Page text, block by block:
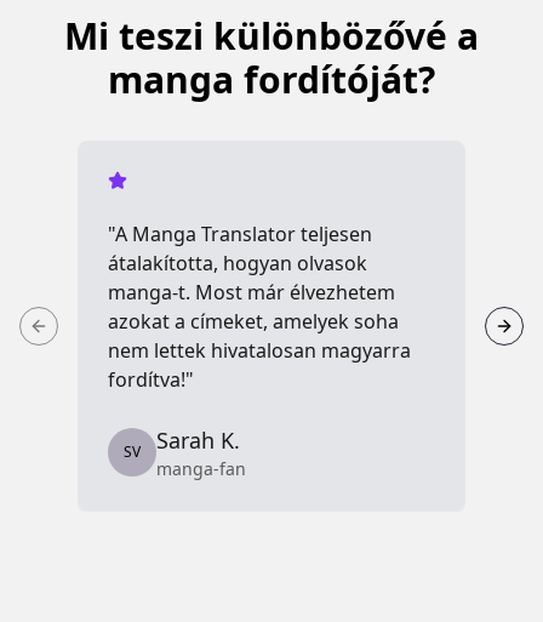
Mi teszi különbözővé a
manga fordítóját?
"A Manga Translator teljesen
átalakította, hogyan olvasok
manga-t. Most már élvezhetem
azokat a címeket, amelyek soha
nem lettek hivatalosan magyarra
fordítva!"
SV Sarah K.
manga-fan